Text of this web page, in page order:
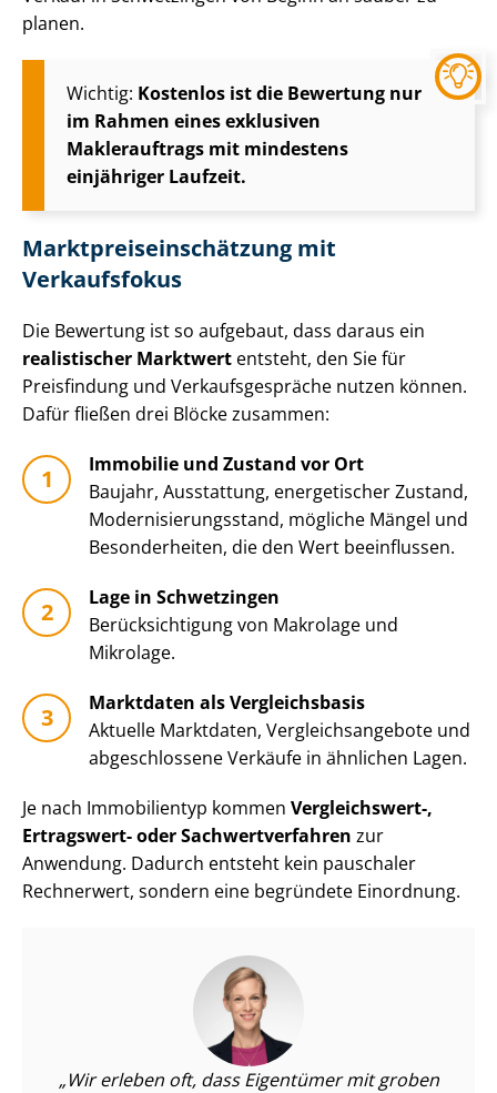
planen.
Wichtig: Kostenlos ist die Bewertung nur
im Rahmen eines exklusiven
Maklerauftrags mit mindestens
einjähriger Laufzeit.
Markt­preis­ein­schät­zung mit
Verkaufsfokus
Die Bewertung ist so aufgebaut, dass daraus ein
realistischer Marktwert entsteht, den Sie für
Preisfindung und Ver­kaufs­ge­sprä­che nutzen können.
Dafür fließen drei Blöcke zusammen:
Immobilie und Zustand vor Ort
Baujahr, Ausstattung, energetischer Zustand,
Mo­der­ni­sie­rungs­stand, mögliche Mängel und
Besonderheiten, die den Wert beeinflussen.
Lage in Schwetzingen
Be­rück­sich­ti­gung von Makrolage und
Mikrolage.
Marktdaten als Vergleichsbasis
Aktuelle Marktdaten, Ver­gleichs­an­ge­bo­te und
abgeschlossene Verkäufe in ähnlichen Lagen.
Je nach Immobilientyp kommen Vergleichswert-,
Ertragswert- oder Sach­wert­ver­fah­ren zur
Anwendung. Dadurch entsteht kein pauschaler
Rechnerwert, sondern eine begründete Einordnung.
Wir erleben oft, dass Eigentümer mit groben